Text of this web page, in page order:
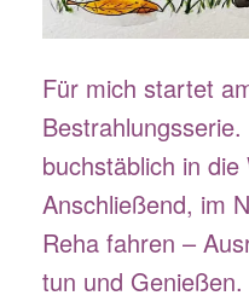
Für mich startet
buchstäblich in
Anschließend, im
Reha fahren –
tun und